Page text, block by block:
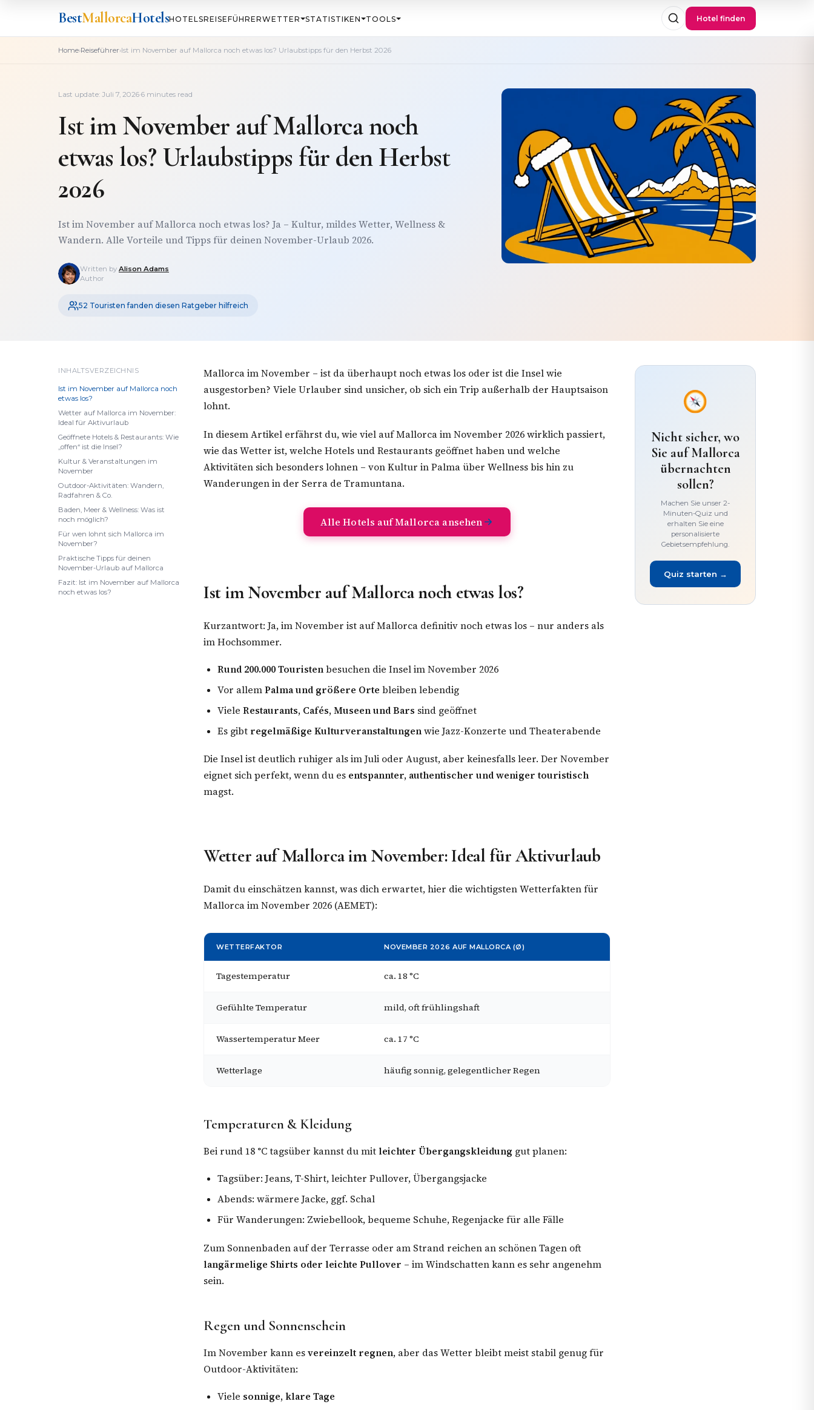
BestMallorcaHotelsHOTELSREISEFÜHRERWETTER STATISTIKEN TOOLS Hotel finden
Home›Reiseführer›Ist im November auf Mallorca noch etwas los? Urlaubstipps für den Herbst 2026
Last update: Juli 7, 2026·6 minutes read
Ist im November auf Mallorca noch
etwas los? Urlaubstipps für den Herbst
2026
Ist im November auf Mallorca noch etwas los? Ja – Kultur, mildes Wetter, Wellness &
Wandern. Alle Vorteile und Tipps für deinen November-Urlaub 2026.
Written by Alison Adams
Author
52 Touristen fanden diesen Ratgeber hilfreich
INHALTSVERZEICHNIS
Ist im November auf Mallorca noch
etwas los?
Wetter auf Mallorca im November:
Ideal für Aktivurlaub
Geöffnete Hotels & Restaurants: Wie
„offen“ ist die Insel?
Kultur & Veranstaltungen im
November
Outdoor-Aktivitäten: Wandern,
Radfahren & Co.
Baden, Meer & Wellness: Was ist
noch möglich?
Für wen lohnt sich Mallorca im
November?
Praktische Tipps für deinen
November-Urlaub auf Mallorca
Fazit: Ist im November auf Mallorca
noch etwas los?
Mallorca im November – ist da überhaupt noch etwas los oder ist die Insel wie
ausgestorben? Viele Urlauber sind unsicher, ob sich ein Trip außerhalb der Hauptsaison
lohnt.
In diesem Artikel erfährst du, wie viel auf Mallorca im November 2026 wirklich passiert,
wie das Wetter ist, welche Hotels und Restaurants geöffnet haben und welche
Aktivitäten sich besonders lohnen – von Kultur in Palma über Wellness bis hin zu
Wanderungen in der Serra de Tramuntana.
Alle Hotels auf Mallorca ansehen
Ist im November auf Mallorca noch etwas los?
Kurzantwort: Ja, im November ist auf Mallorca definitiv noch etwas los – nur anders als
im Hochsommer.
Rund 200.000 Touristenbesuchen die Insel im November 2026
Vor allemPalma und größere Orte bleiben lebendig
VieleRestaurants, Cafés, Museen und Bars sind geöffnet
Es gibt regelmäßige Kulturveranstaltungenwie Jazz-Konzerte und Theaterabende
Die Insel ist deutlich ruhiger als im Juli oder August, aber keinesfalls leer. Der November
eignet sich perfekt, wenn du es entspannter, authentischer und weniger touristisch
magst.
Wetter auf Mallorca im November: Ideal für Aktivurlaub
Damit du einschätzen kannst, was dich erwartet, hier die wichtigsten Wetterfakten für
Mallorca im November 2026 (AEMET):
WETTERFAKTOR NOVEMBER 2026 AUF MALLORCA (Ø)
Tagestemperatur ca. 18 °C
Gefühlte Temperatur mild, oft frühlingshaft
Wassertemperatur Meer ca. 17 °C
Wetterlage häufig sonnig, gelegentlicher Regen
Temperaturen & Kleidung
Bei rund 18 °C tagsüber kannst du mitleichter Übergangskleidung gut planen:
Tagsüber: Jeans, T-Shirt, leichter Pullover, Übergangsjacke
Abends: wärmere Jacke, ggf. Schal
Für Wanderungen: Zwiebellook, bequeme Schuhe, Regenjacke für alle Fälle
Zum Sonnenbaden auf der Terrasse oder am Strand reichen an schönen Tagen oft
langärmelige Shirts oder leichte Pullover – im Windschatten kann es sehr angenehm
sein.
Regen und Sonnenschein
Im November kann esvereinzelt regnen, aber das Wetter bleibt meist stabil genug für
Outdoor-Aktivitäten:
Viele sonnige, klare Tage
Nicht sicher, wo
Sie auf Mallorca
übernachten
sollen?
Machen Sie unser 2-
Minuten-Quiz und
erhalten Sie eine
personalisierte
Gebietsempfehlung.
Quiz starten →